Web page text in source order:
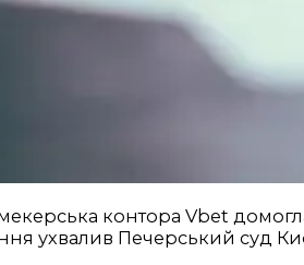
контора Vbet
ухвалив Печерський суд